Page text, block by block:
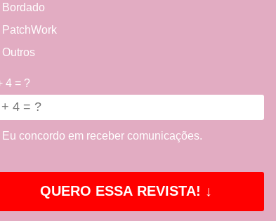
Bordado
PatchWork
Outros
4 = ?
Eu concordo em receber comunicações.